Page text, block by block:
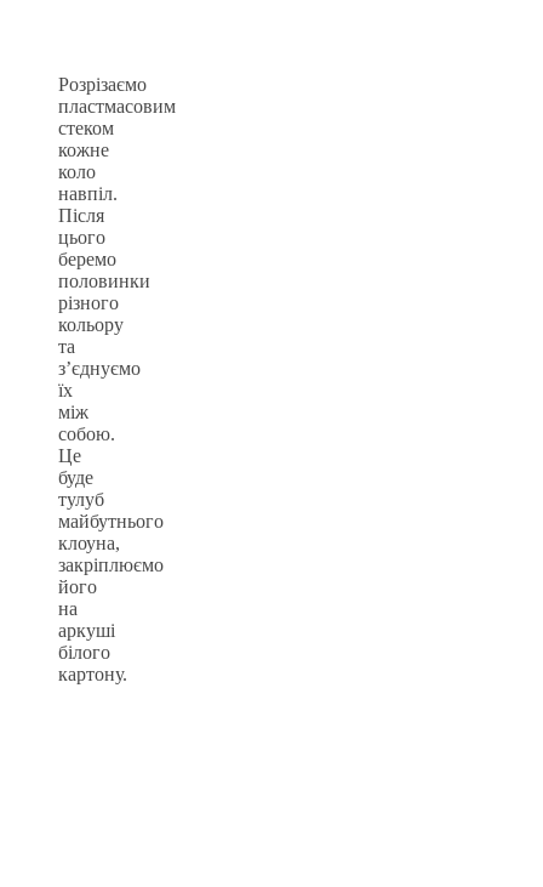
Розрізаємо
пластмасовим
стеком
кожне
коло
навпіл.
Після
цього
беремо
половинки
різного
кольору
та
з’єднуємо
їх
між
собою.
Це
буде
тулуб
майбутнього
клоуна,
закріплюємо
його
на
аркуші
білого
картону.